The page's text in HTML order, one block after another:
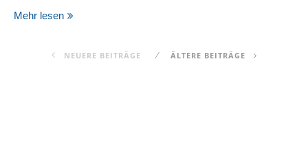
Mehr lesen
NEUERE BEITRÄGE ÄLTERE BEITRÄGE